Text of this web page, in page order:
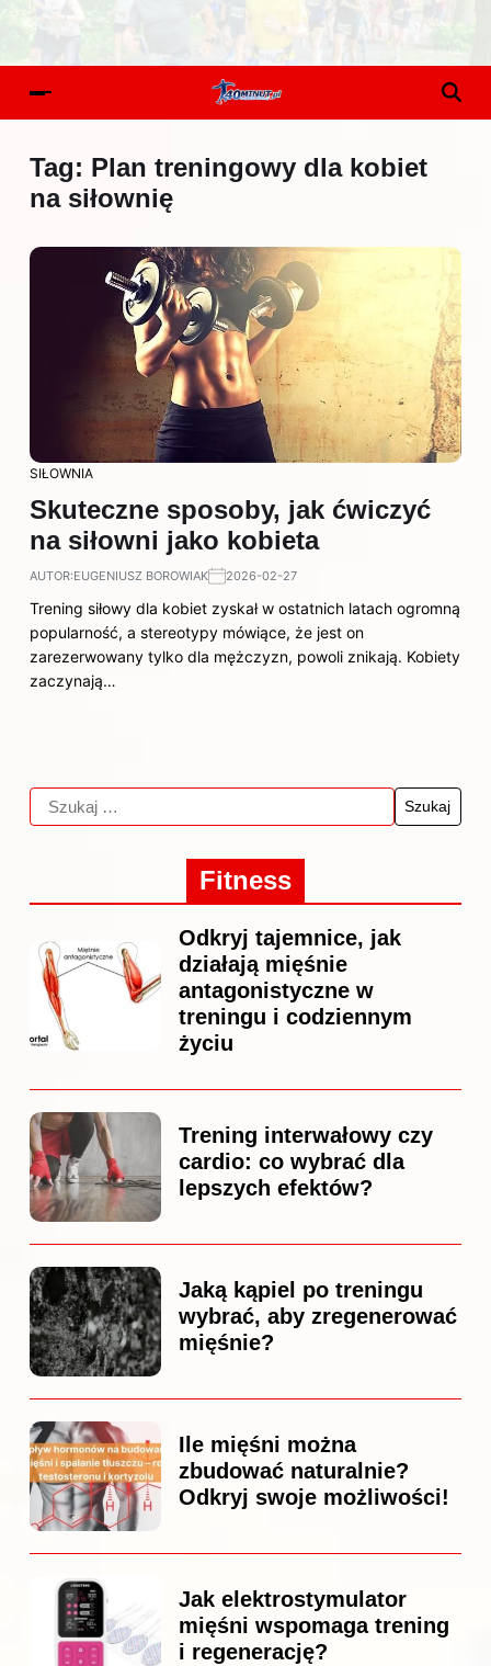
Tag: Plan treningowy dla kobiet
na siłownię
SIŁOWNIA
Skuteczne sposoby, jak ćwiczyć
na siłowni jako kobieta
AUTOR:EUGENIUSZ BOROWIAK 2026-02-27
Trening siłowy dla kobiet zyskał w ostatnich latach ogromną
popularność, a stereotypy mówiące, że jest on
zarezerwowany tylko dla mężczyzn, powoli znikają. Kobiety
zaczynają…
Fitness
Odkryj tajemnice, jak
działają mięśnie
antagonistyczne w
treningu i codziennym
życiu
Trening interwałowy czy
cardio: co wybrać dla
lepszych efektów?
Jaką kąpiel po treningu
wybrać, aby zregenerować
mięśnie?
Ile mięśni można
zbudować naturalnie?
Odkryj swoje możliwości!
Jak elektrostymulator
mięśni wspomaga trening
i regenerację?